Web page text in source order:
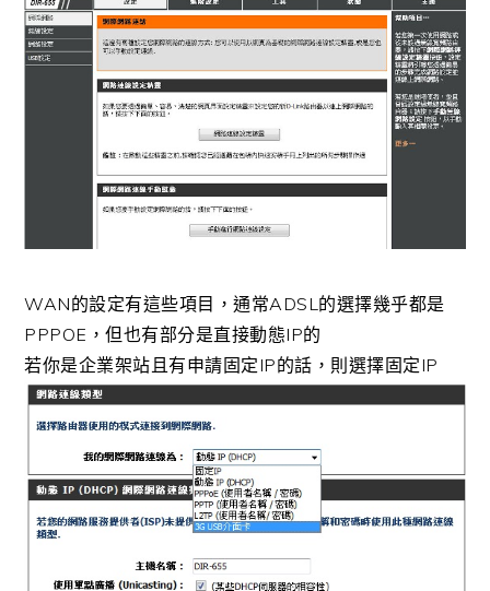
WAN的設定有這些項目，通常ADSL的選擇幾乎都是
PPPOE，但也有部分是直接動態IP的
若你是企業架站且有申請固定IP的話，則選擇固定IP